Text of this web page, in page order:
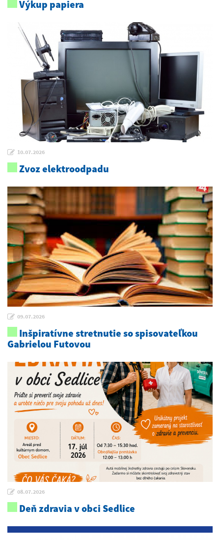
Výkup papiera
10.07.2026
Zvoz elektroodpadu
09.07.2026
Inšpiratívne stretnutie so spisovateľkou
Gabrielou Futovou
08.07.2026
Deň zdravia v obci Sedlice